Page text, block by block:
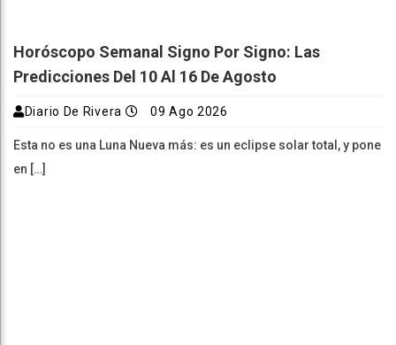
Horóscopo Semanal Signo Por Signo: Las
Predicciones Del 10 Al 16 De Agosto
Diario De Rivera 09 Ago 2026
Esta no es una Luna Nueva más: es un eclipse solar total, y pone
en […]